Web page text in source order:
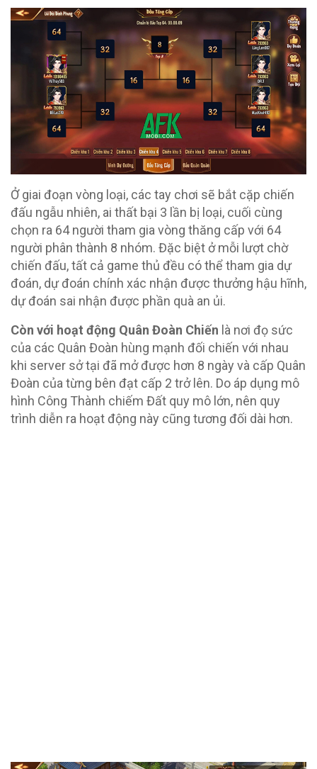
Ở giai đoạn vòng loại, các tay chơi sẽ bắt cặp chiến
đấu ngẫu nhiên, ai thất bại 3 lần bị loại, cuối cùng
chọn ra 64 người tham gia vòng thăng cấp với 64
người phân thành 8 nhóm. Đặc biệt ở mỗi lượt chờ
chiến đấu, tất cả game thủ đều có thể tham gia dự
đoán, dự đoán chính xác nhận được thưởng hậu hĩnh,
dự đoán sai nhận được phần quà an ủi.
Còn với hoạt động Quân Đoàn Chiến là nơi đọ sức
của các Quân Đoàn hùng mạnh đối chiến với nhau
khi server sở tại đã mở được hơn 8 ngày và cấp Quân
Đoàn của từng bên đạt cấp 2 trở lên. Do áp dụng mô
hình Công Thành chiếm Đất quy mô lớn, nên quy
trình diễn ra hoạt động này cũng tương đối dài hơn.